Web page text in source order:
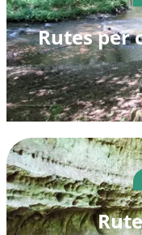
Rutes per